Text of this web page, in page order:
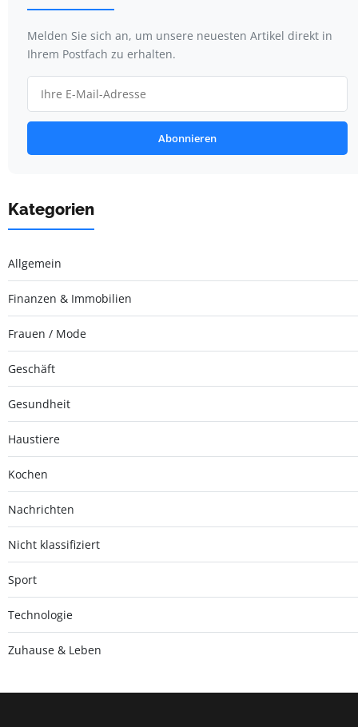
Melden Sie sich an, um unsere neuesten Artikel direkt in
Ihrem Postfach zu erhalten.
Abonnieren
Kategorien
Allgemein
Finanzen & Immobilien
Frauen / Mode
Geschäft
Gesundheit
Haustiere
Kochen
Nachrichten
Nicht klassifiziert
Sport
Technologie
Zuhause & Leben